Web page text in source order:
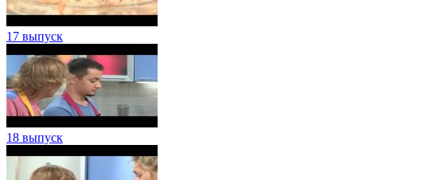
17 выпуск
18 выпуск